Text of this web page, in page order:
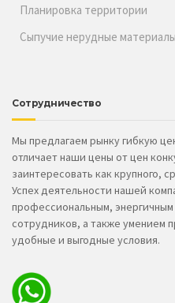
Планировка территории
Сыпучие нерудные материалы
Сотрудничество
Мы предлагаем рынку гибкую
отличает наши цены от цен
заинтересовать как крупного,
Успех деятельности нашей
профессиональным,
сотрудников, а также умением
удобные и выгодные условия.